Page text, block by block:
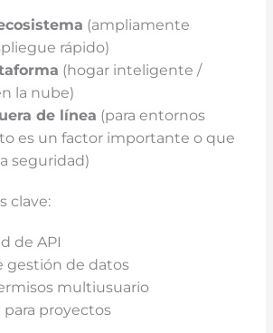
(ampliamente
rápido)
(hogar inteligente /
la nube)
de línea (para entornos
es un factor importante o que
seguridad)
clave:
de API
gestión de datos
multiusuario
para proyectos